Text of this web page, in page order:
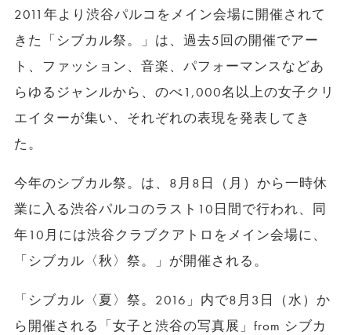
2011年より渋谷パルコをメイン会場に開催されて
きた「シブカル祭。」は、過去5回の開催でアー
ト、ファッション、音楽、パフォーマンスなどあ
らゆるジャンルから、のべ1,000名以上の女子クリ
エイターが集い、それぞれの表現を発表してき
た。
今年のシブカル祭。は、8月8日（月）から一時休
業に入る渋谷パルコのラスト10日間で行われ、同
年10月には渋谷クラブクアトロをメイン会場に、
「シブカル〈秋〉祭。」が開催される。
「シブカル〈夏〉祭。2016」内で8月3日（水）か
ら開催される「女子と渋谷の写真展」from シブカ